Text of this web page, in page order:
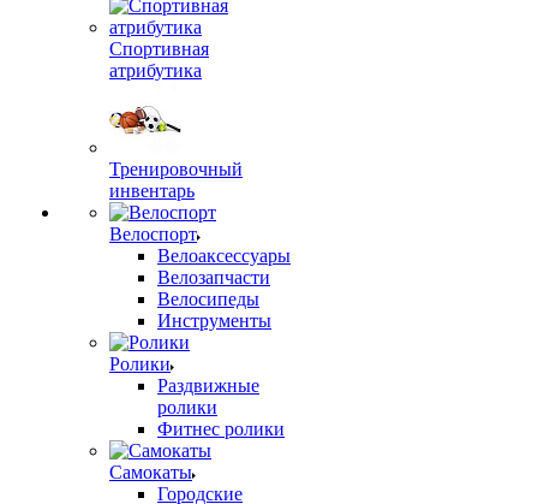
Спортивная
атрибутика
Тренировочный
инвентарь
Велоспорт
Велоаксессуары
Велозапчасти
Велосипеды
Инструменты
Ролики
Раздвижные
ролики
Фитнес ролики
Самокаты
Городские